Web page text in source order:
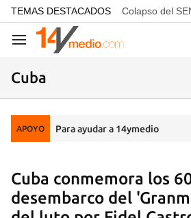
common.go-to-content
TEMAS DESTACADOS Colapso del
Navegación
Cuba
APOYO Para ayudar a 14ymedio
Cuba conmemora los
desembarco del